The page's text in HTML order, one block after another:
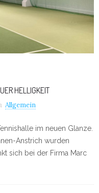
HELLIGKEIT
Allgemein
im neuen Glanze.
Anstrich wurden
sich bei der Firma Marc